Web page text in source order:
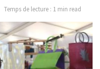
Temps de lecture : 1 min read